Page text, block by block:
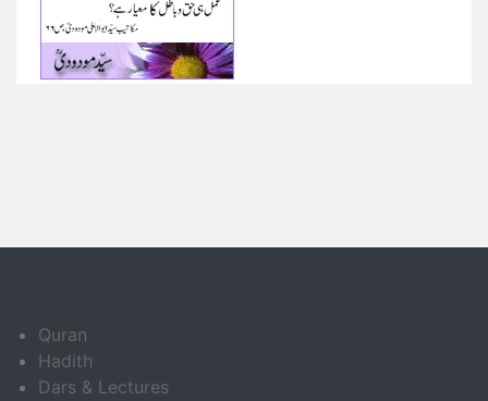
Quran
Hadith
Dars & Lectures